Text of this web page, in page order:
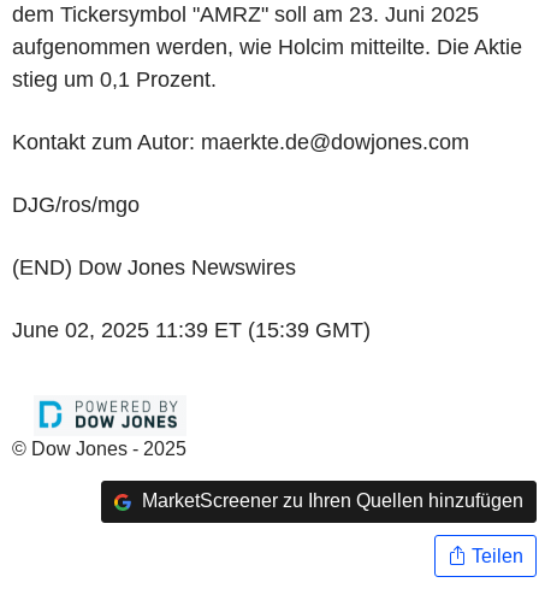
dem Tickersymbol "AMRZ" soll am 23. Juni 2025
aufgenommen werden, wie Holcim mitteilte. Die Aktie
stieg um 0,1 Prozent.
Kontakt zum Autor: maerkte.de@dowjones.com
DJG/ros/mgo
(END) Dow Jones Newswires
June 02, 2025 11:39 ET (15:39 GMT)
© Dow Jones - 2025
MarketScreener zu Ihren Quellen hinzufügen
Teilen